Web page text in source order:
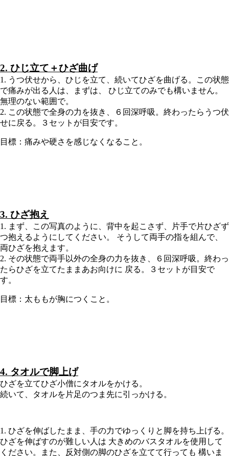
2. ひじ立て＋ひざ曲げ
1. うつ伏せから、ひじを立て、続いてひざを曲げる。この状態
で痛みが出る人は、まずは、 ひじ立てのみでも構いません。
無理のない範囲で。
2. この状態で全身の力を抜き、６回深呼吸。終わったらうつ伏
せに戻る。３セットが目安です。
目標：痛みや硬さを感じなくなること。
3. ひざ抱え
1. まず、この写真のように、背中を起こさず、片手で片ひざず
つ抱えるようにしてください。 そうして両手の指を組んで、
両ひざを抱えます。
2. その状態で両手以外の全身の力を抜き、６回深呼吸。終わっ
たらひざを立てたままあお向けに 戻る。３セットが目安で
す。
目標：太ももが胸につくこと。
4. タオルで脚上げ
ひざを立てひざ小僧にタオルをかける。
続いて、タオルを片足のつま先に引っかける。
1. ひざを伸ばしたまま、手の力でゆっくりと脚を持ち上げる。
ひざを伸ばすのが難しい人は 大きめのバスタオルを使用して
ください。また、反対側の脚のひざを立てて行っても 構いま